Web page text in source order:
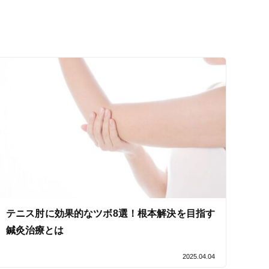
セルフケアアドバイス
テニス肘に効果的なツボ8選！根本解決を目指す
鍼灸治療とは
2025.04.04